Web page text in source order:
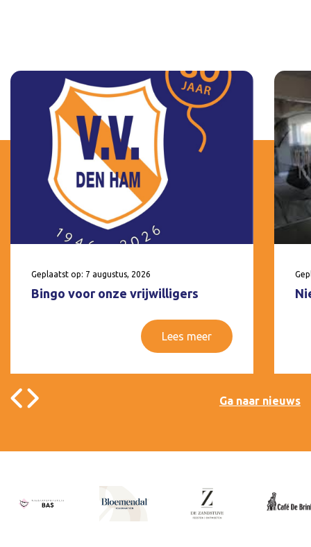
Geplaatst op: 7 augustus, 2026
Bingo voor onze vrijwilligers
Lees meer
Ga naar nieuws